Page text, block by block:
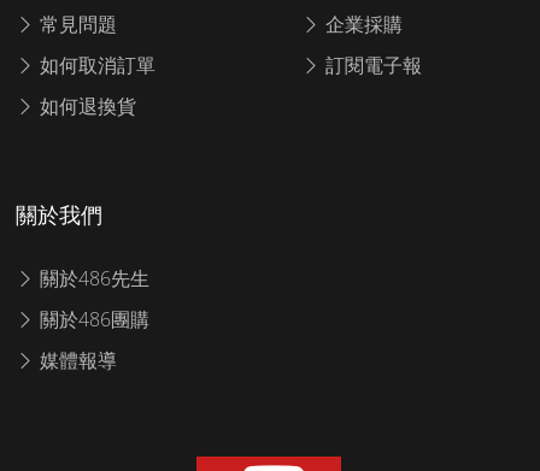
常見問題
如何取消訂單
如何退換貨
企業採購
訂閱電子報
關於我們
關於486先生
關於486團購
媒體報導